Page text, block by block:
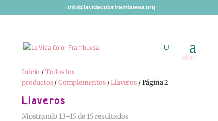
info@lavidacolorframbuesa.org
Inicio /Todos los
productos/Complementos/Llaveros/ Página 2
Llaveros
Mostrando 13–15 de 15 resultadosOrdenado